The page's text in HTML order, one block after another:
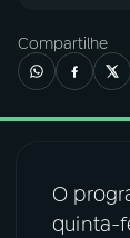
02A
03
04
Compartilhe
O
quinta-